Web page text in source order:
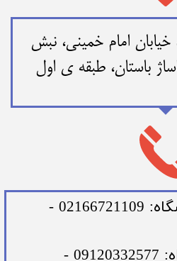
امام خمینی، نبش
باستان، طبقه ی اول
​شماره تلفن های فروشگاه: 02166721109 -
​شماره تلفن های همراه: 09120332577 -